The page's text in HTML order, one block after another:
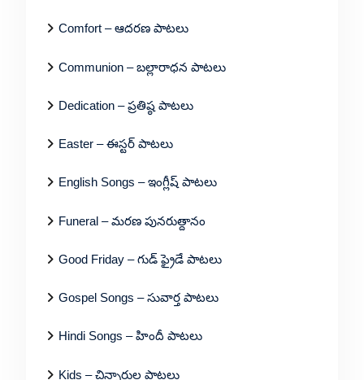
Comfort – ఆదరణ పాటలు
Communion – బల్లారాధన పాటలు
Dedication – ప్రతిష్ఠ పాటలు
Easter – ఈస్టర్ పాటలు
English Songs – ఇంగ్లీష్ పాటలు
Funeral – మరణ పునరుత్దానం
Good Friday – గుడ్ ఫ్రైడే పాటలు
Gospel Songs – సువార్త పాటలు
Hindi Songs – హిందీ పాటలు
Kids – చిన్నారుల పాటలు